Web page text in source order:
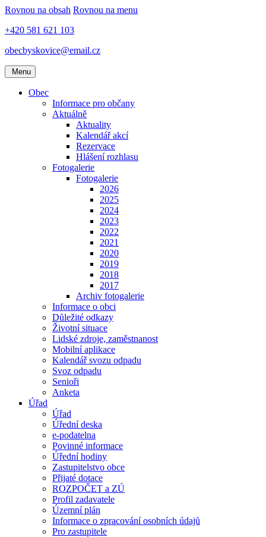
Rovnou na obsah Rovnou na menu
+420 581 621 103
obecbyskovice@email.cz
Menu
Obec
Informace pro občany
Aktuálně
Aktuality
Kalendář akcí
Rezervace
Hlášení rozhlasu
Fotogalerie
Fotogalerie
2026
2025
2024
2023
2022
2021
2020
2019
2018
2017
Archiv fotogalerie
Informace o obci
Důležité odkazy
Životní situace
Lidské zdroje, zaměstnanost
Mobilní aplikace
Kalendář svozu odpadu
Svoz odpadu
Senioři
Anketa
Úřad
Úřad
Úřední deska
e-podatelna
Povinné informace
Úřední hodiny
Zastupitelstvo obce
Přijaté dotace
ROZPOČET a ZÚ
Profil zadavatele
Územní plán
Informace o zpracování osobních údajů
Pro zastupitele